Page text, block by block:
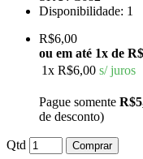
Disponibilidade: 1
R$6,00
ou em até 1x de
1x R$6,00 s/ juros
Pague somente
de desconto)
Qtd Comprar